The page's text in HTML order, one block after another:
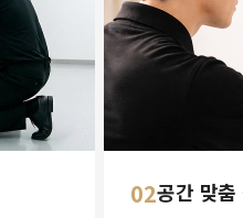
02공간 맞